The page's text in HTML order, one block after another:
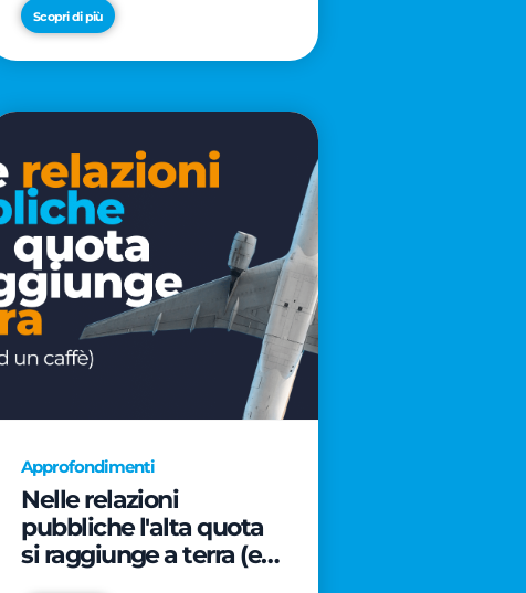
Scopri di più
Approfondimenti
Nelle relazioni
pubbliche l'alta quota
si raggiunge a terra (e